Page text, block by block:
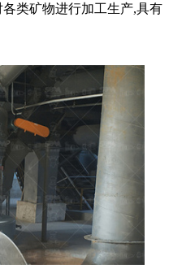
类矿物进行加工生产,具有